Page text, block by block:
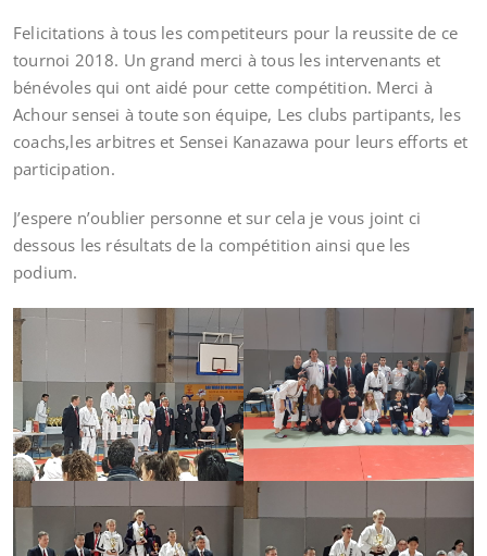
Felicitations à tous les competiteurs pour la reussite de ce
tournoi 2018. Un grand merci à tous les intervenants et
bénévoles qui ont aidé pour cette compétition. Merci à
Achour sensei à toute son équipe, Les clubs partipants, les
coachs,les arbitres et Sensei Kanazawa pour leurs efforts et
participation.
J’espere n’oublier personne et sur cela je vous joint ci
dessous les résultats de la compétition ainsi que les
podium.